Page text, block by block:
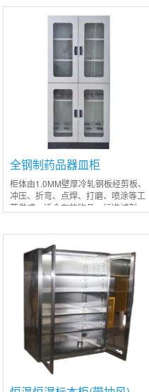
全钢制药品器皿柜
柜体由1.0MM壁厚冷轧钢板经剪板、
冲压、折弯、点焊、打磨、喷涂等工
艺做成；适合存放物品：标准试剂
柜结构，上柜配2块可调节层板，下
柜配1块可调节